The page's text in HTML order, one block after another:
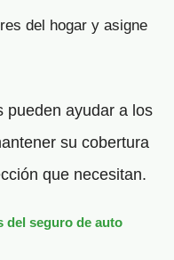
del hogar y asigne
pueden ayudar a los
su cobertura
que necesitan.
del seguro de auto